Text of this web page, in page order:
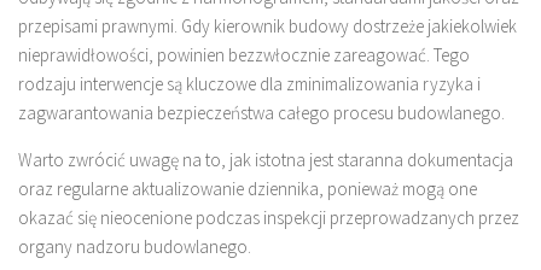
przepisami prawnymi. Gdy kierownik budowy dostrzeże jakiekolwiek
nieprawidłowości, powinien bezzwłocznie zareagować. Tego
rodzaju interwencje są kluczowe dla zminimalizowania ryzyka i
zagwarantowania bezpieczeństwa całego procesu budowlanego.
Warto zwrócić uwagę na to, jak istotna jest staranna dokumentacja
oraz regularne aktualizowanie dziennika, ponieważ mogą one
okazać się nieocenione podczas inspekcji przeprowadzanych przez
organy nadzoru budowlanego.